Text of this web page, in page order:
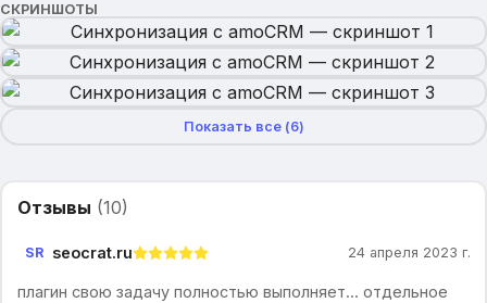
СКРИНШОТЫ
Показать все (6)
Отзывы (10)
SR seocrat.ru 24 апреля 2023 г.
плагин свою задачу полностью выполняет... отдельное